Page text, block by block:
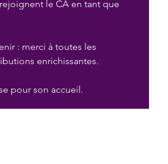
le CA en tant que
: merci à toutes les
enrichissantes.
pour son accueil.